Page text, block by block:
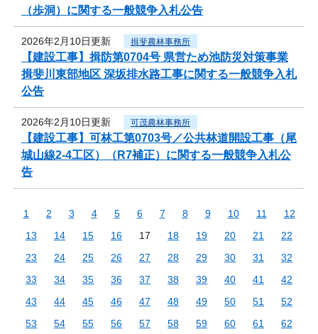
（歩洞）に関する一般競争入札公告
2026年2月10日更新 揖斐農林事務所
【建設工事】揖防第0704号 県営ため池防災対策事業
揖斐川東部地区 深坂排水路工事に関する一般競争入札
公告
2026年2月10日更新 可茂農林事務所
【建設工事】可林工第0703号／公共林道開設工事（尾
城山線2-4工区）（R7補正）に関する一般競争入札公
告
1 2 3 4 5 6 7 8 9 10 11
12
13
14 15 16 17 18 19 20 21
22
23
24 25 26 27 28 29 30 31
32
33
34 35 36 37 38 39 40 41
42
43
44 45 46 47 48 49 50 51
52
53
54 55 56 57 58 59 60 61
62